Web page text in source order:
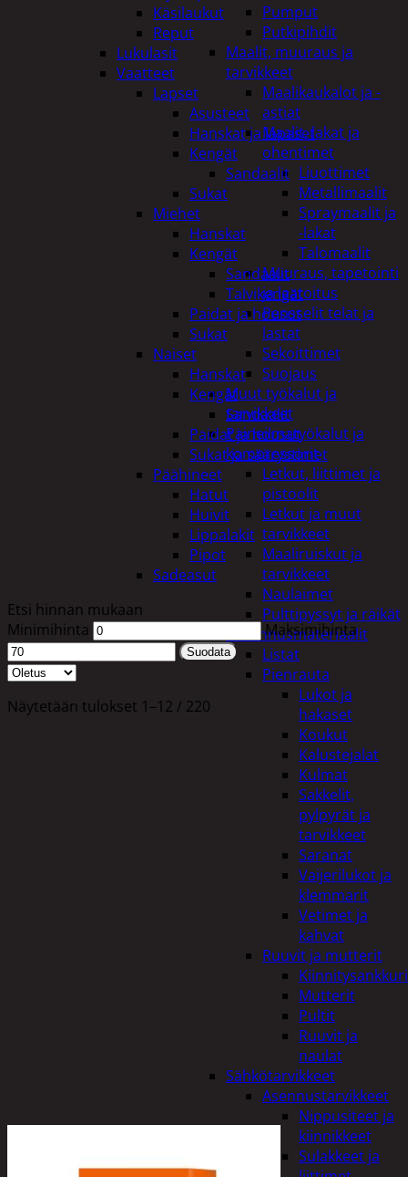
Pumput
Putkipihdit
Maalit, muuraus ja
tarvikkeet
Maalikaukalot ja -
astiat
Maalit, lakat ja
ohentimet
Liuottimet
Metallimaalit
Spraymaalit ja
-lakat
Talomaalit
Muuraus, tapetointi
ja laatoitus
Pensselit telat ja
lastat
Sekoittimet
Suojaus
Muut työkalut ja
tarvikkeet
Paineilmatyökalut ja
kompressorit
Letkut, liittimet ja
pistoolit
Letkut ja muut
tarvikkeet
Maaliruiskut ja
tarvikkeet
Naulaimet
Pulttipyssyt ja räikät
Rakennusmateriaalit
Listat
Pienrauta
Lukot ja
hakaset
Koukut
Kalustejalat
Kulmat
Sakkelit,
pylpyrät ja
tarvikkeet
Saranat
Vaijerilukot ja
klemmarit
Vetimet ja
kahvat
Ruuvit ja mutterit
Mutterit
Pultit
Ruuvit ja
naulat
Sähkötarvikkeet
Asennustarvikkeet
Nippusiteet ja
kiinnikkeet
Sulakkeet ja
Käsilaukut
Reput
Lukulasit
Vaatteet
Lapset
Asusteet
Hanskat ja lapaset
Kengät
Sandaalit
Sukat
Miehet
Hanskat
Kengät
Sandaalit
Talvikengät
Paidat ja housut
Sukat
Naiset
Hanskat
Kengät
Sandaalit
Paidat ja housut
Sukat ja säärystimet
Päähineet
Hatut
Huivit
Lippalakit
Pipot
Sadeasut
Etsi hinnan mukaan
Minimihinta
Maksimihinta
Suodata
Näytetään tulokset 1–12 / 220